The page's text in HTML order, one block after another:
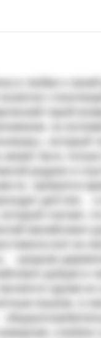
в любви к
герой
он
родине и
требуется
считает,